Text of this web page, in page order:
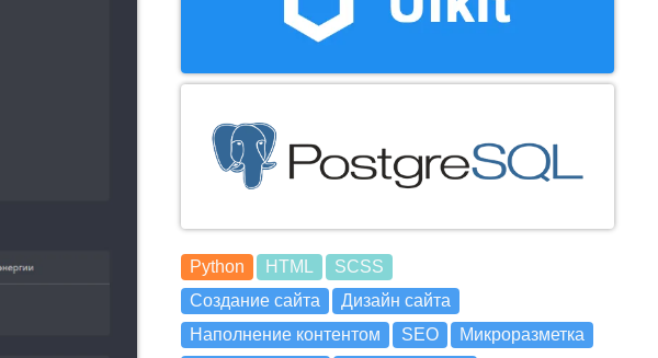
Python HTML
SCSS
Создание сайта
Дизайн сайта
Наполнение контентом
SEO
Микроразметка